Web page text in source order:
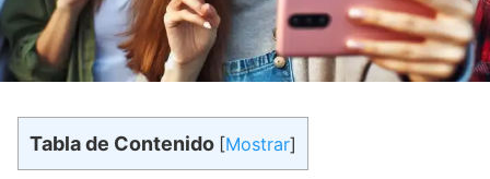
Tabla de Contenido [Mostrar]